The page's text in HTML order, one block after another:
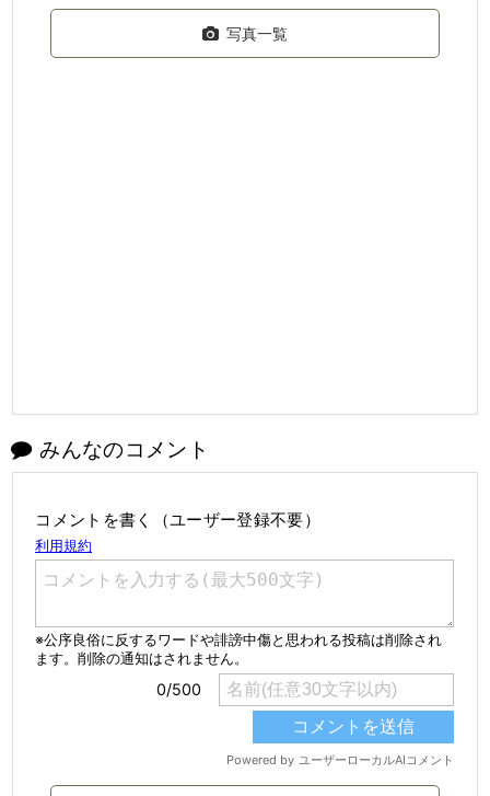
写真一覧
みんなのコメント
コメントを書く（ユーザー登録不要）